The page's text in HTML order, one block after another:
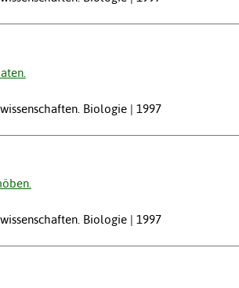
Biologie | 1997
Biologie | 1997